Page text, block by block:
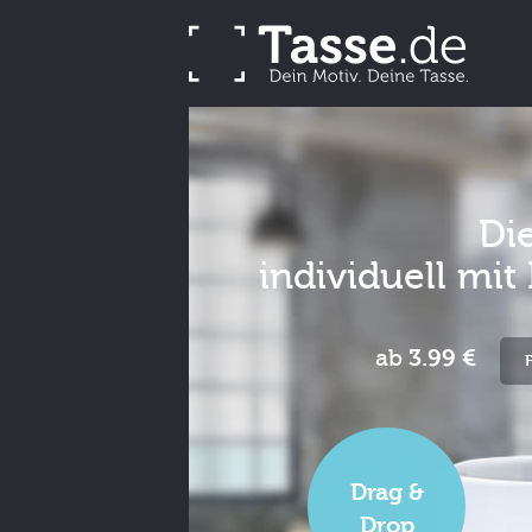
individuell mit
ab 3.99 €
Drag &
Drop